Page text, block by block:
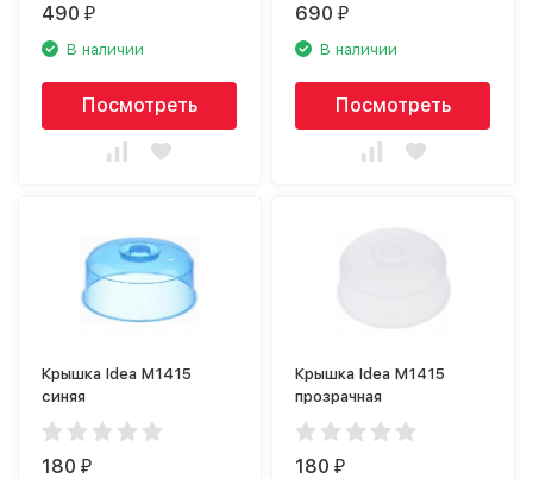
490₽
В наличии
Посмотреть
690₽
В наличии
Посмотреть
Крышка Idea М1415
синяя
180₽
Крышка Idea М1415
прозрачная
180₽